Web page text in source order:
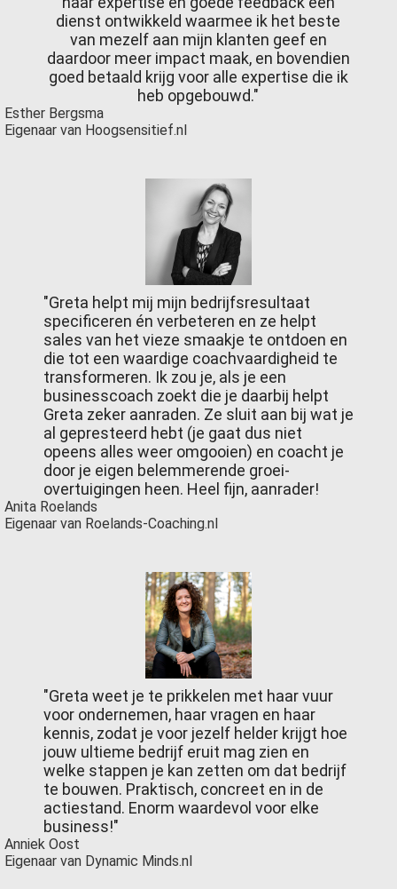
dienst ontwikkeld waarmee ik het beste
van mezelf aan mijn klanten geef en
daardoor meer impact maak, en bovendien
goed betaald krijg voor alle expertise die ik
heb opgebouwd."
Esther Bergsma
Eigenaar van Hoogsensitief.nl
"Greta helpt mij mijn bedrijfsresultaat
specificeren én verbeteren en ze helpt
sales van het vieze smaakje te ontdoen en
die tot een waardige coachvaardigheid te
transformeren. Ik zou je, als je een
businesscoach zoekt die je daarbij helpt
Greta zeker aanraden. Ze sluit aan bij wat je
al gepresteerd hebt (je gaat dus niet
opeens alles weer omgooien) en coacht je
door je eigen belemmerende groei-
overtuigingen heen. Heel fijn, aanrader!
Anita Roelands
Eigenaar van Roelands-Coaching.nl
"Greta weet je te prikkelen met haar vuur
voor ondernemen, haar vragen en haar
kennis, zodat je voor jezelf helder krijgt hoe
jouw ultieme bedrijf eruit mag zien en
welke stappen je kan zetten om dat bedrijf
te bouwen. Praktisch, concreet en in de
actiestand. Enorm waardevol voor elke
business!"
Anniek Oost
Eigenaar van Dynamic Minds.nl